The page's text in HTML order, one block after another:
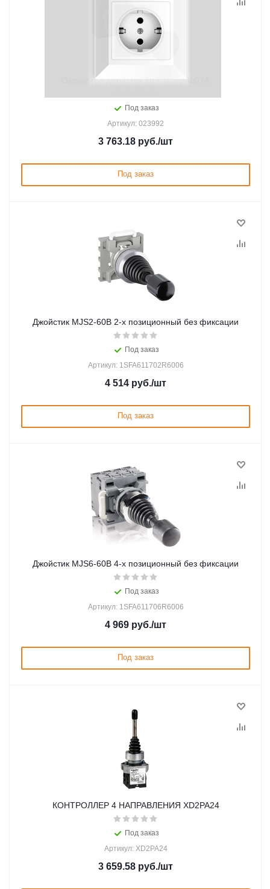
Osmoz гол.джойстик 2п с возвр в 0 (А
Под заказ
Артикул: 023992
3 763.18 руб./шт
Под заказ
Джойстик MJS2-60B 2-х позиционный без фиксации
Под заказ
Артикул: 1SFA611702R6006
4 514 руб./шт
Под заказ
Джойстик MJS6-60B 4-х позиционный без фиксации
Под заказ
Артикул: 1SFA611706R6006
4 969 руб./шт
Под заказ
КОНТРОЛЛЕР 4 НАПРАВЛЕНИЯ XD2PA24
Под заказ
Артикул: XD2PA24
3 659.58 руб./шт